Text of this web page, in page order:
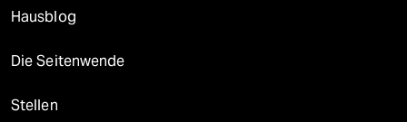
Hausblog
Die Seitenwende
Stellen